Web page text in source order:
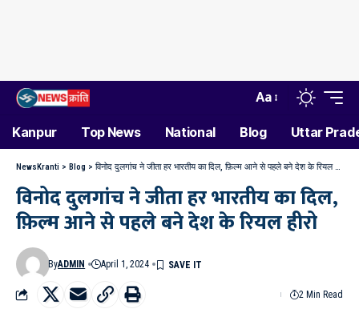
Aa
Kanpur Top News National Blog Uttar
NewsKranti > Blog > विनोद दुलगांच ने जीता हर भारतीय का दिल, फ़िल्म आने से पहले बने देश के रियल हीरो
विनोद दुलगांच ने जीता हर भारतीय का दिल,
फ़िल्म आने से पहले बने देश के रियल हीरो
ByADMIN April 1, 2024
2 Min Read